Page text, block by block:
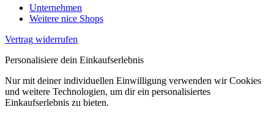
Unternehmen
Weitere nice Shops
Vertrag widerrufen
Personalisiere dein Einkaufserlebnis
Nur mit deiner individuellen Einwilligung verwenden wir Cookies
und weitere Technologien, um dir ein personalisiertes
Einkaufserlebnis zu bieten.